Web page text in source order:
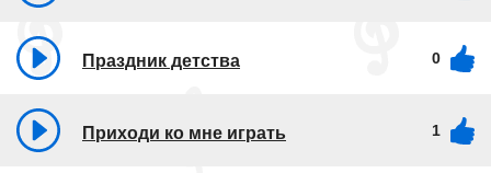
Праздник детства 0
Приходи ко мне играть 1